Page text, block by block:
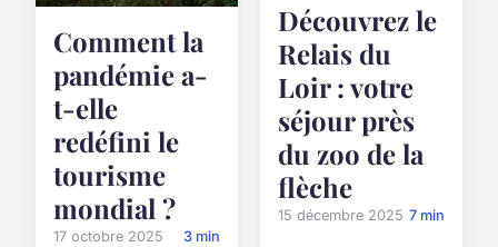
Comment la
pandémie a-
t-elle
redéfini le
tourisme
mondial ?
17 octobre 2025 3 min
Découvrez le
Relais du
Loir : votre
séjour près
du zoo de la
flèche
15 décembre 2025 7 min